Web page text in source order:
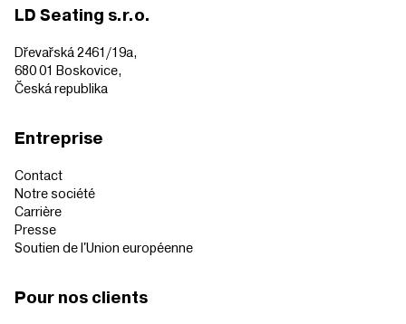
LD Seating s.r.o.
Dřevařská 2461/19a,
680 01 Boskovice,
Česká republika
Entreprise
Contact
Notre société
Carrière
Presse
Soutien de l'Union européenne
Pour nos clients